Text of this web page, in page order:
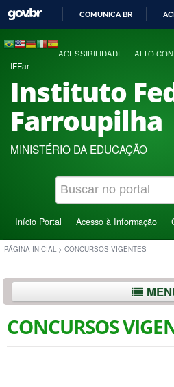
COMUNICA BR
ACESSIBILIDADE ALTO
IFFar
Instituto
Farroupilha
MINISTÉRIO DA EDUCAÇÃO
Início Portal Acesso à Informação
PÁGINA INICIAL > CONCURSOS VIGENTES
CONCURSOS